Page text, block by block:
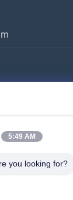
5:49 AM
you looking for?